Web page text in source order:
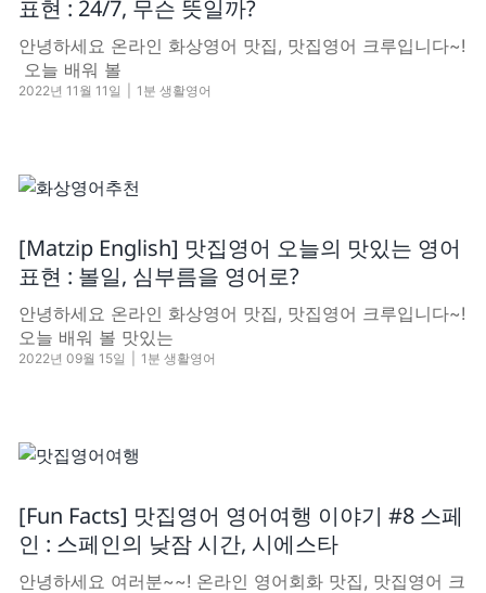
표현 : 24/7, 무슨 뜻일까?
안녕하세요 온라인 화상영어 맛집, 맛집영어 크루입니다~!
​ 오늘 배워 볼
2022년 11월 11일 1분 생활영어
[Matzip English] 맛집영어 오늘의 맛있는 영어
표현 : 볼일, 심부름을 영어로?
안녕하세요 온라인 화상영어 맛집, 맛집영어 크루입니다~!
오늘 배워 볼 맛있는
2022년 09월 15일 1분 생활영어
[Fun Facts] 맛집영어 영어여행 이야기 #8 스페
인 : 스페인의 낮잠 시간, 시에스타
안녕하세요 여러분~~! 온라인 영어회화 맛집, 맛집영어 크